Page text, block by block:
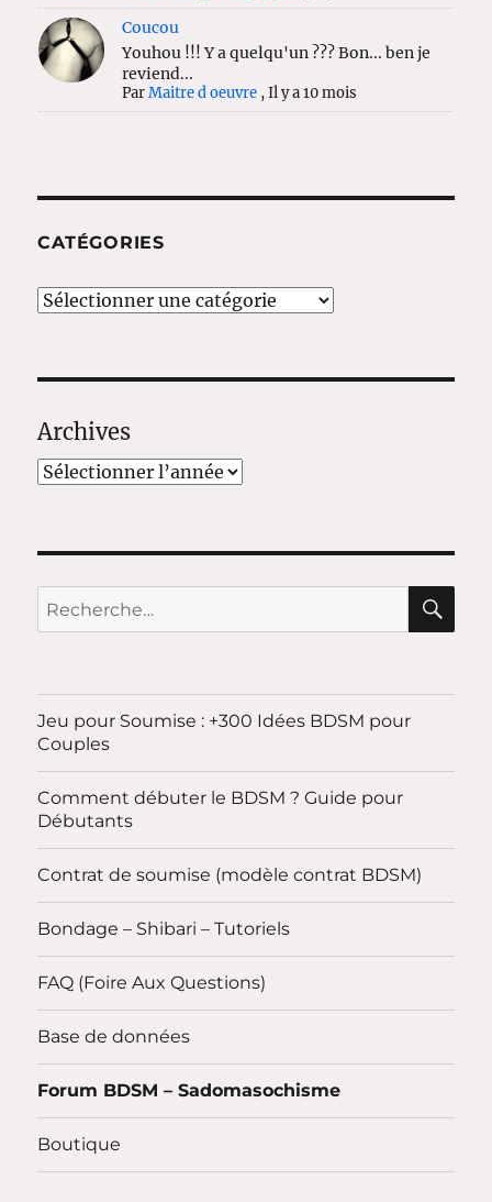
Coucou
Youhou !!! Y a quelqu'un ??? Bon... ben je
reviend...
ParMaitre d oeuvre,Il y a 10 mois
CATÉGORIES
Catégories
Archives
Recherche
pour :
Jeu pour Soumise : +300 Idées BDSM pour
Couples
Comment débuter le BDSM ? Guide pour
Débutants
Contrat de soumise (modèle contrat BDSM)
Bondage – Shibari – Tutoriels
FAQ (Foire Aux Questions)
Base de données
Forum BDSM – Sadomasochisme
Boutique